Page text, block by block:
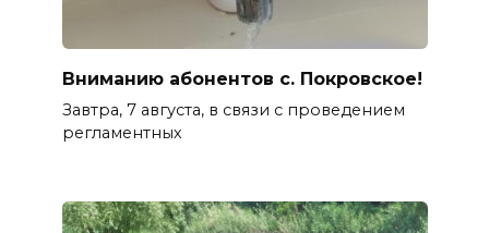
Вниманию абонентов с. Покровское!
Завтра, 7 августа, в связи с проведением
регламентных